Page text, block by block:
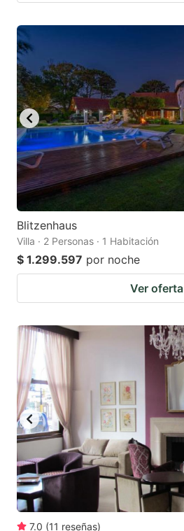
Blitzenhaus
Villa · 2 Personas · 1 Habitación
$ 1.299.597 por noche
Ver oferta
7.0 (11 reseñas)